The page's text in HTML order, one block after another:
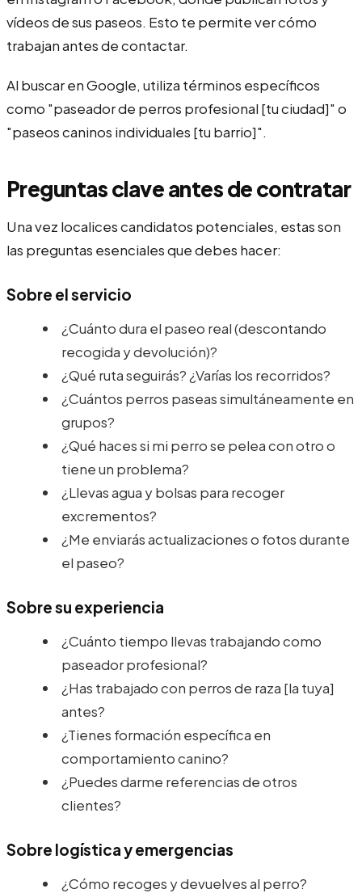
vídeos de sus paseos. Esto te permite ver cómo
trabajan antes de contactar.
Al buscar en Google, utiliza términos específicos
como "paseador de perros profesional [tu ciudad]" o
"paseos caninos individuales [tu barrio]".
Preguntas clave antes de contratar
Una vez localices candidatos potenciales, estas son
las preguntas esenciales que debes hacer:
Sobre el servicio
¿Cuánto dura el paseo real (descontando
recogida y devolución)?
¿Qué ruta seguirás? ¿Varías los recorridos?
¿Cuántos perros paseas simultáneamente en
grupos?
¿Qué haces si mi perro se pelea con otro o
tiene un problema?
¿Llevas agua y bolsas para recoger
excrementos?
¿Me enviarás actualizaciones o fotos durante
el paseo?
Sobre su experiencia
¿Cuánto tiempo llevas trabajando como
paseador profesional?
¿Has trabajado con perros de raza [la tuya]
antes?
¿Tienes formación específica en
comportamiento canino?
¿Puedes darme referencias de otros
clientes?
Sobre logística y emergencias
¿Cómo recoges y devuelves al perro?